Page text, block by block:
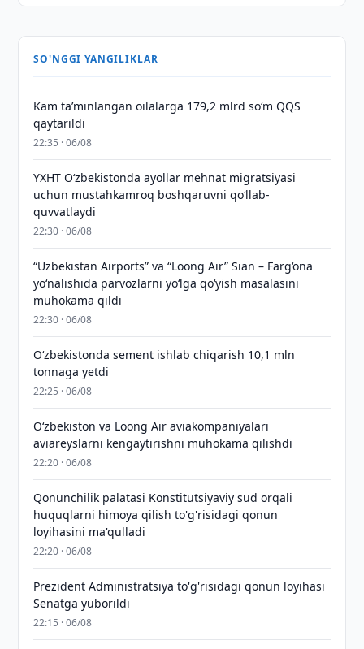
SO'NGGI YANGILIKLAR
Kam taʼminlangan oilalarga 179,2 mlrd so‘m QQS
qaytarildi
22:35 · 06/08
YXHT O‘zbekistonda ayollar mehnat migratsiyasi
uchun mustahkamroq boshqaruvni qo‘llab-
quvvatlaydi
22:30 · 06/08
“Uzbekistan Airports” va “Loong Air” Sian – Farg‘ona
yo‘nalishida parvozlarni yo‘lga qo‘yish masalasini
muhokama qildi
22:30 · 06/08
O‘zbekistonda sement ishlab chiqarish 10,1 mln
tonnaga yetdi
22:25 · 06/08
Oʻzbekiston va Loong Air aviakompaniyalari
aviareyslarni kengaytirishni muhokama qilishdi
22:20 · 06/08
Qonunchilik palatasi Konstitutsiyaviy sud orqali
huquqlarni himoya qilish to'g'risidagi qonun
loyihasini ma'qulladi
22:20 · 06/08
Prezident Administratsiya to'g'risidagi qonun loyihasi
Senatga yuborildi
22:15 · 06/08